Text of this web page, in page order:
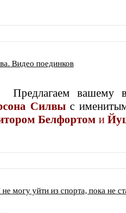
Видео поединков
Предлагаем вашему
Силвы с
Белфортом и
могу уйти из спорта, пока не